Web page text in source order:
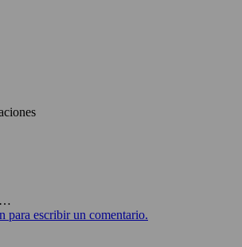
para escribir un comentario.